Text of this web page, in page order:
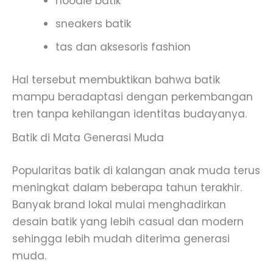
sneakers batik
tas dan aksesoris fashion
Hal tersebut membuktikan bahwa batik
mampu beradaptasi dengan perkembangan
tren tanpa kehilangan identitas budayanya.
Batik di Mata Generasi Muda
Popularitas batik di kalangan anak muda terus
meningkat dalam beberapa tahun terakhir.
Banyak brand lokal mulai menghadirkan
desain batik yang lebih casual dan modern
sehingga lebih mudah diterima generasi
muda.